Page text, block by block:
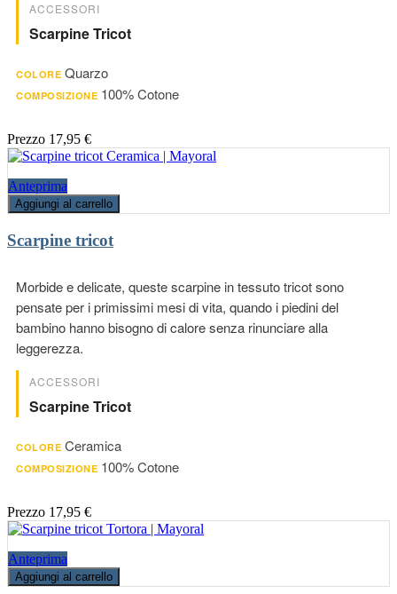
ACCESSORI
Scarpine Tricot
COLORE Quarzo
COMPOSIZIONE 100% Cotone
Prezzo 17,95 €
Anteprima
Aggiungi al carrello
Scarpine tricot
Morbide e delicate, queste scarpine in tessuto tricot sono
pensate per i primissimi mesi di vita, quando i piedini del
bambino hanno bisogno di calore senza rinunciare alla
leggerezza.
ACCESSORI
Scarpine Tricot
COLORE Ceramica
COMPOSIZIONE 100% Cotone
Prezzo 17,95 €
Anteprima
Aggiungi al carrello